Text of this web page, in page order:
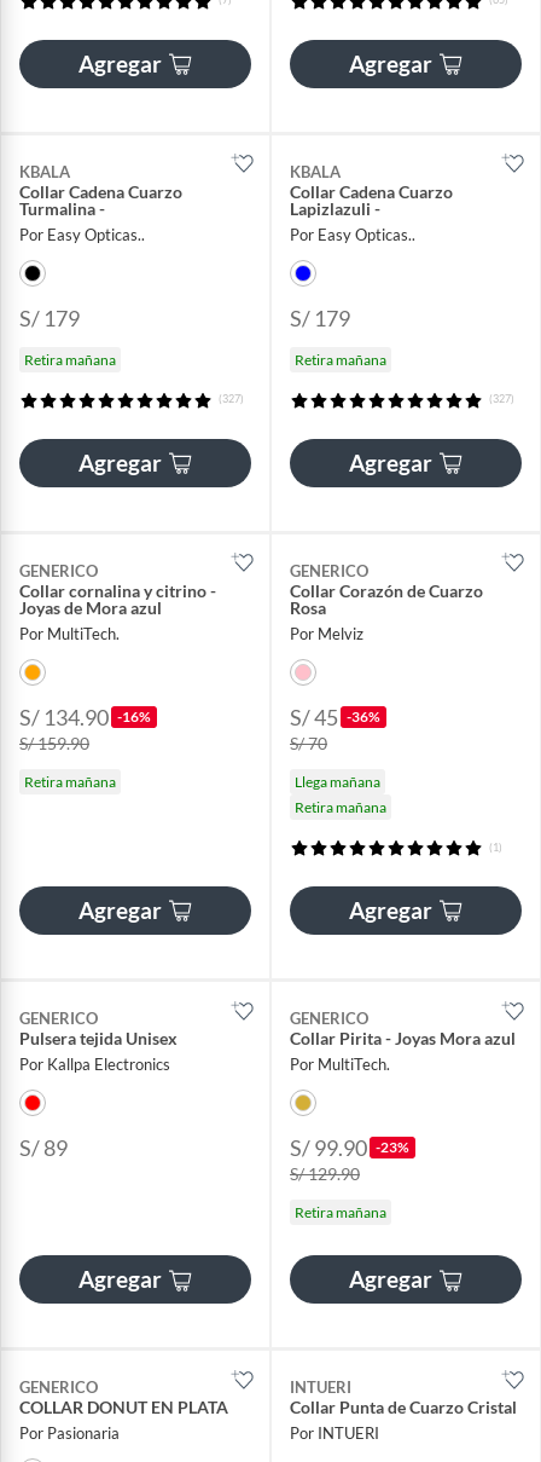
Agregar Agregar
KBALA
Collar Cadena Cuarzo
Turmalina -
Por Easy Opticas..
S/ 179
Retira mañana
(327)
Agregar
KBALA
Collar Cadena Cuarzo
Lapizlazuli -
Por Easy Opticas..
S/ 179
Retira mañana
(327)
Agregar
GENERICO
Collar cornalina y citrino -
Joyas de Mora azul
Por MultiTech.
S/ 134.90 -16%
S/ 159.90
Retira mañana
Agregar
GENERICO
Collar Corazón de Cuarzo
Rosa
Por Melviz
S/ 45 -36%
S/ 70
Llega mañana
Retira mañana
(1)
Agregar
GENERICO
Pulsera tejida Unisex
Por Kallpa Electronics
S/ 89
Agregar
GENERICO
Collar Pirita - Joyas Mora azul
Por MultiTech.
S/ 99.90 -23%
S/ 129.90
Retira mañana
Agregar
GENERICO
COLLAR DONUT EN PLATA
Por Pasionaria
INTUERI
Collar Punta de Cuarzo Cristal
Por INTUERI